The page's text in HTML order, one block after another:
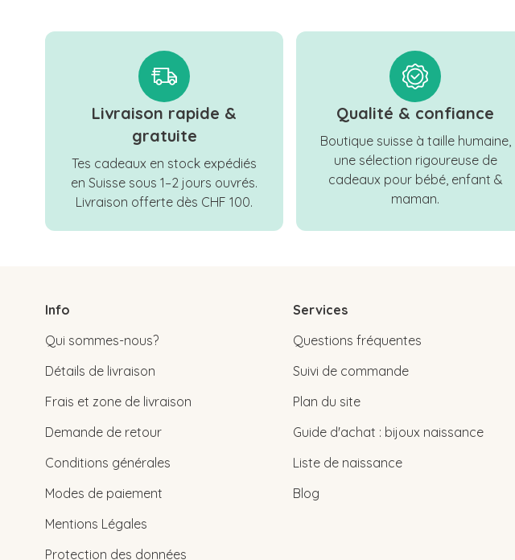
Livraison rapide &
gratuite
Tes cadeaux en stock expédiés
en Suisse sous 1–2 jours ouvrés.
Livraison offerte dès CHF 100.
Qualité & confiance
Boutique suisse à taille humaine,
une sélection rigoureuse de
cadeaux pour bébé, enfant &
maman.
Info
Qui sommes-nous?
Détails de livraison
Frais et zone de livraison
Demande de retour
Conditions générales
Modes de paiement
Mentions Légales
Protection des données
Services
Questions fréquentes
Suivi de commande
Plan du site
Guide d'achat : bijoux naissance
Liste de naissance
Blog